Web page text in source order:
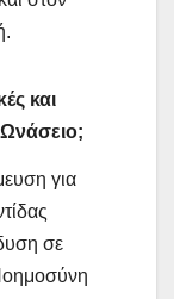
και
για
σε